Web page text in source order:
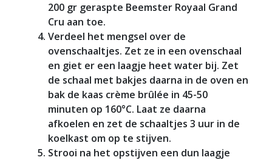
200 gr geraspte Beemster Royaal Grand
Cru aan toe.
Verdeel het mengsel over de
ovenschaaltjes. Zet ze in een ovenschaal
en giet er een laagje heet water bij. Zet
de schaal met bakjes daarna in de oven en
bak de kaas crème brûlée in 45-50
minuten op 160°C. Laat ze daarna
afkoelen en zet de schaaltjes 3 uur in de
koelkast om op te stijven.
Strooi na het opstijven een dun laagje